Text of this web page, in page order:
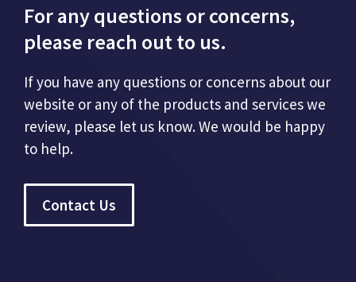
For any questions or concerns,
please reach out to us.
If you have any questions or concerns about our
website or any of the products and services we
review, please let us know. We would be happy
to help.
Contact Us